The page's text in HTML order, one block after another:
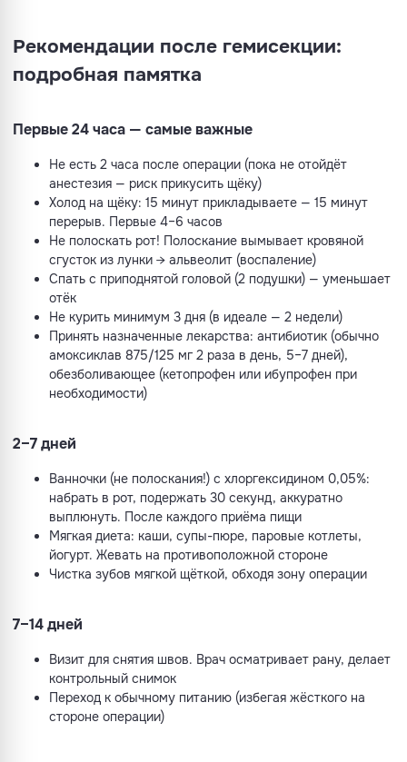
Рекомендации после гемисекции:
подробная памятка
Первые 24 часа — самые важные
Не есть 2 часа после операции (пока не отойдёт
анестезия — риск прикусить щёку)
Холод на щёку: 15 минут прикладываете — 15 минут
перерыв. Первые 4–6 часов
Не полоскать рот! Полоскание вымывает кровяной
сгусток из лунки → альвеолит (воспаление)
Спать с приподнятой головой (2 подушки) — уменьшает
отёк
Не курить минимум 3 дня (в идеале — 2 недели)
Принять назначенные лекарства: антибиотик (обычно
амоксиклав 875/125 мг 2 раза в день, 5–7 дней),
обезболивающее (кетопрофен или ибупрофен при
необходимости)
2–7 дней
Ванночки (не полоскания!) с хлоргексидином 0,05%:
набрать в рот, подержать 30 секунд, аккуратно
выплюнуть. После каждого приёма пищи
Мягкая диета: каши, супы-пюре, паровые котлеты,
йогурт. Жевать на противоположной стороне
Чистка зубов мягкой щёткой, обходя зону операции
7–14 дней
Визит для снятия швов. Врач осматривает рану, делает
контрольный снимок
Переход к обычному питанию (избегая жёсткого на
стороне операции)